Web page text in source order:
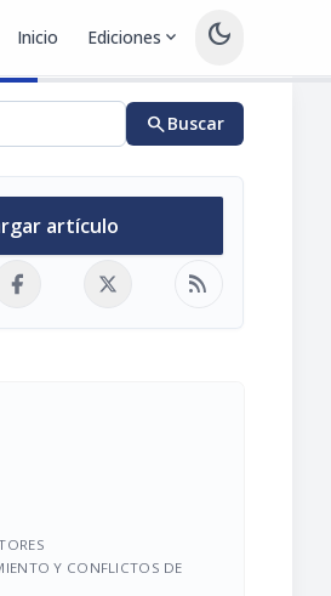
Inicio Ediciones expand_more dark_mode
searchBuscar
artículo
rss_feed
Y CONFLICTOS DE